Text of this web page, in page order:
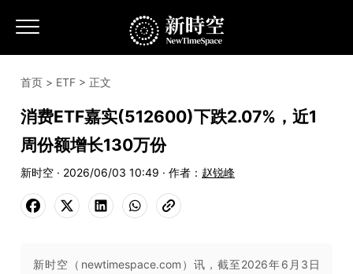
首页 > ETF > 正文
消费ETF嘉实(512600)下跌2.07%，近1
周份额增长130万份
新时空 · 2026/06/03 10:49 · 作者： 赵锐峰
新时空（newtimespace.com）讯，截至2026年6月3日